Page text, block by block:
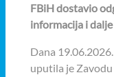
FBiH dostavio
informacija i
Dana
uputila je